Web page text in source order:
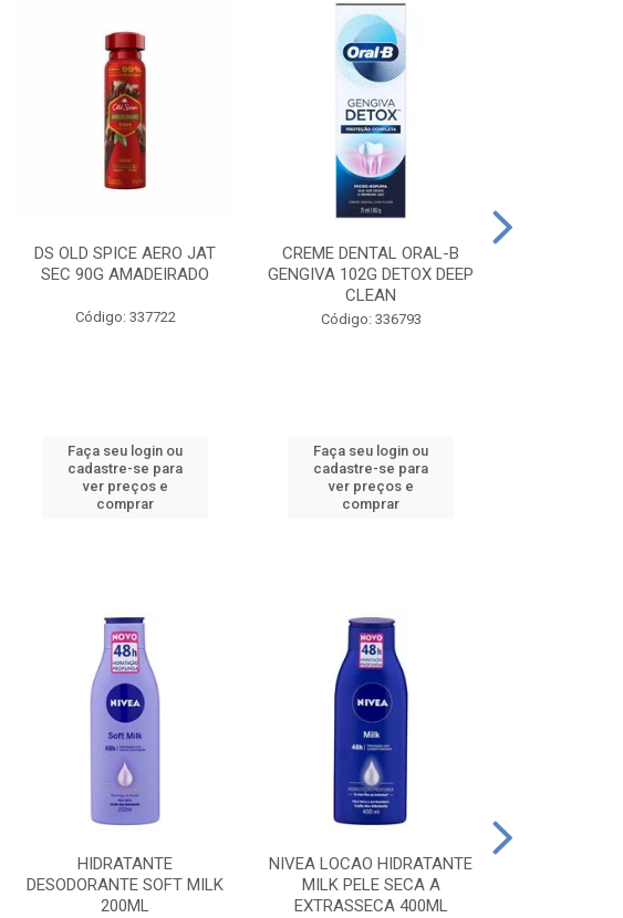
DS OLD SPICE AERO JAT
SEC 90G AMADEIRADO
Código: 337722
Faça seu login ou
cadastre-se para
ver preços e
comprar
CREME DENTAL ORAL-B
GENGIVA 102G DETOX DEEP
CLEAN
Código: 336793
Faça seu login ou
cadastre-se para
ver preços e
comprar
HIDRATANTE
DESODORANTE SOFT MILK
200ML
NIVEA LOCAO HIDRATANTE
MILK PELE SECA A
EXTRASSECA 400ML